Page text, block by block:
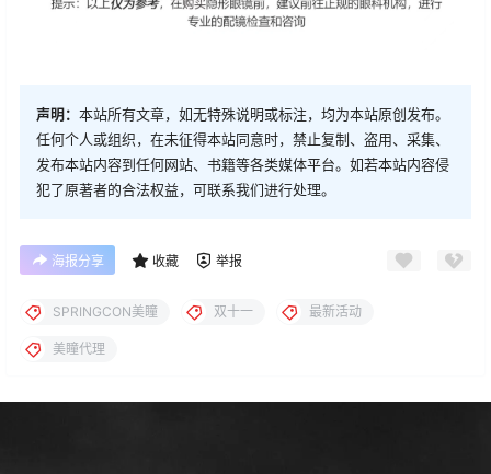
声明： 本站所有文章，如无特殊说明或标注，均为本站原创发布。
任何个人或组织，在未征得本站同意时，禁止复制、盗用、采集、
发布本站内容到任何网站、书籍等各类媒体平台。如若本站内容侵
犯了原著者的合法权益，可联系我们进行处理。
海报分享 收藏 举报
SPRINGCON美瞳 双十一 最新活动
美瞳代理